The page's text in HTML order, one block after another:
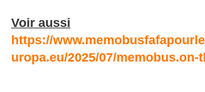
Voir aussi
https://
uropa.eu/2025/07/memobus.on-